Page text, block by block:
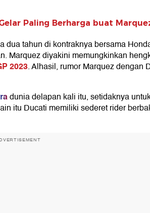
Paling Berharga buat
dua tahun di kontraknya bersama
Marquez diyakini memungkinkan
2023. Alhasil, rumor Marquez dengan
dunia delapan kali itu, setidaknya
itu Ducati memiliki sederet rider